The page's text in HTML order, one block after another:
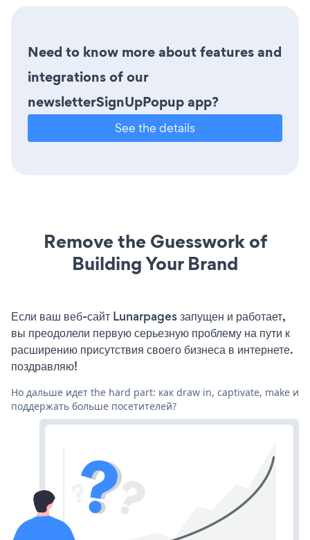
Need to know more about features and
integrations of our
newsletterSignUpPopup app?
See the details
Remove the Guesswork of
Building Your Brand
Если ваш веб-сайт Lunarpages запущен и работает,
вы преодолели первую серьезную проблему на пути к
расширению присутствия своего бизнеса в интернете.
поздравляю!
Но дальше идет the hard part: как draw in, captivate, make и
поддержать больше посетителей?